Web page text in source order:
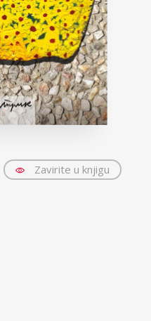
Magda Sabo
Zavirite u knjigu